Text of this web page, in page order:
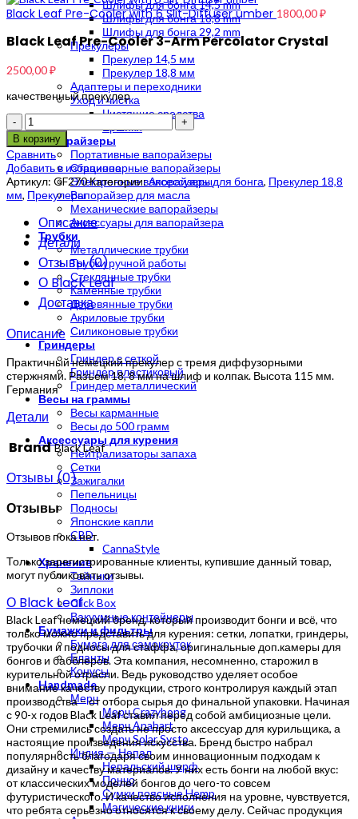
Шлифы для бонга 14,5 mm
Шлифы для бонга 18,8 mm
Шлифы для бонга 29,2 mm
Прекулеры
Прекулер 14,5 мм
Прекулер 18,8 мм
Адаптеры и переходники
Уход и чистка
Чистящие средства
Ершики
Вапорайзеры
Портативные вапорайзеры
Стационарные вапорайзеры
Электронные вапорайзеры
Вапорайзер для масла
Механические вапорайзеры
Аксессуары для вапорайзера
Трубки
Металлические трубки
Трубки ручной работы
Стеклянные трубки
Каменные трубки
Деревянные трубки
Акриловые трубки
Силиконовые трубки
Гриндеры
Гриндер с сеткой
Гриндер пластиковый
Гриндер металлический
Весы на граммы
Весы карманные
Весы до 500 грамм
Аксессуары для курения
Нейтрализаторы запаха
Сетки
Зажигалки
Пепельницы
Подносы
Японские капли
CBD
CannaStyle
Хранение
Тайники
Зиплоки
Click Box
Вакуумные контейнеры
Бумажки и фильтры
Бумага для самокруток
Бланты
Конусы
Handmade
Мерч
Мерч Crazybong
Мерч Anahart
Мерч Solar Systo
Индия — Непал
Непальский шарф
Пончо
Сумки поясные Hemp
Магические книги
Black Leaf Pre-Cooler with 6 Slit-Diffuser umber 1800,00₽
Black Leaf Pre-Cooler 3-Arm Percolator Crystal
2500,00₽
качественный прекулер
Количество
В корзину
Сравнить
Добавить в избранное
Артикул: GF270Категории:Аксессуары для бонга, Прекулер 18,8
мм, Прекулеры
Описание
Детали
Отзывы (0)
О Black Leaf
Доставка
Описание
Практичный немецкий прекулер с тремя диффузорными
стержнями. Разъем 18, 8 мм на шлиф и колпак. Высота 115 мм.
Германия
Детали
Brand Black Leaf
Отзывы (0)
Отзывы
Отзывов пока нет.
Только зарегистрированные клиенты, купившие данный товар,
могут публиковать отзывы.
О Black Leaf
Black Leaf немецкий бренд, который производит бонги и всё, что
только можно представить для курения: сетки, лопатки, гриндеры,
трубочки и подносы для стаффа, оригинальные доп.камеры для
бонгов и бабблеров. Эта компания, несомненно, старожил в
курительной отрасли. Ведь руководство уделяет особое
внимание качеству продукции, строго контролируя каждый этап
производства – от отбора сырья до финальной упаковки. Начиная
с 90-х годов Black Leaf ставил перед собой амбициозные цели.
Они стремились создать не просто аксессуар для курильщика, а
настоящие произведения искусства. Бренд быстро набрал
популярность благодаря своим инновационным подходам к
дизайну и качеству материалов. У них есть бонги на любой вкус:
от классических моделей бонгов до чего-то совсем
футуристического. И качество исполнения на уровне, чувствуется,
что ребята серьезно относятся к своему делу. Сейчас продукция